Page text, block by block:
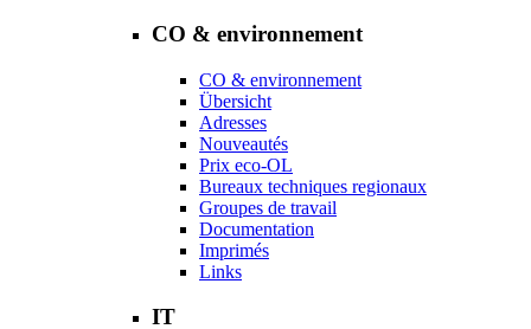
CO & environnement
CO & environnement
Übersicht
Adresses
Nouveautés
Prix eco-OL
Bureaux techniques regionaux
Groupes de travail
Documentation
Imprimés
Links
IT